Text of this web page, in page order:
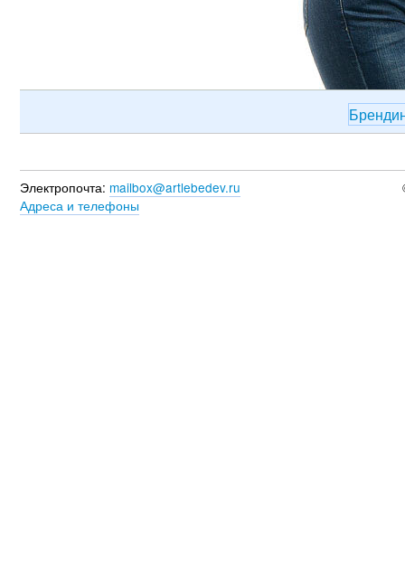
Электропочта: mailbox@artlebedev.ru
Адреса и телефоны